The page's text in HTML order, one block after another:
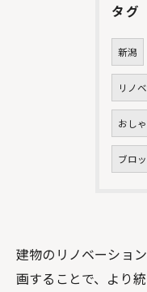
タグ
新潟
リノ
おし
ブロ
建物のリノベーショ
画することで、より